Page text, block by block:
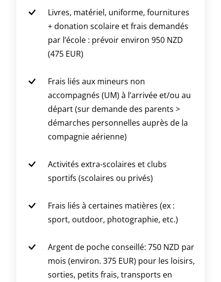
Livres, matériel, uniforme, fournitures
+ donation scolaire et frais demandés
par l’école : prévoir environ 950 NZD
(475 EUR)
Frais liés aux mineurs non
accompagnés (UM) à l’arrivée et/ou au
départ (sur demande des parents >
démarches personnelles auprès de la
compagnie aérienne)
Activités extra-scolaires et clubs
sportifs (scolaires ou privés)
Frais liés à certaines matières (ex :
sport, outdoor, photographie, etc.)
Argent de poche conseillé: 750 NZD par
mois (environ. 375 EUR) pour les loisirs,
sorties, petits frais, transports en